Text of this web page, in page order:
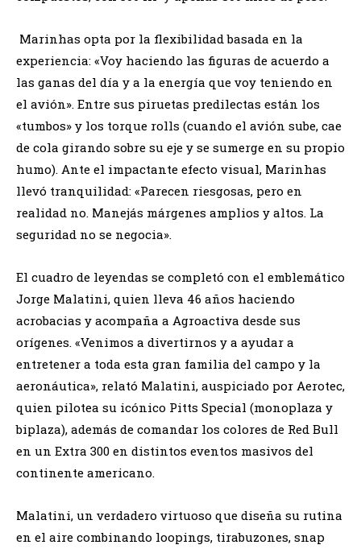
​ Marinhas opta por la flexibilidad basada en la
experiencia: «Voy haciendo las figuras de acuerdo a
las ganas del día y a la energía que voy teniendo en
el avión». Entre sus piruetas predilectas están los
«tumbos» y los torque rolls (cuando el avión sube, cae
de cola girando sobre su eje y se sumerge en su propio
humo). Ante el impactante efecto visual, Marinhas
llevó tranquilidad: «Parecen riesgosas, pero en
realidad no. Manejás márgenes amplios y altos. La
seguridad no se negocia».
​El cuadro de leyendas se completó con el emblemático
Jorge Malatini, quien lleva 46 años haciendo
acrobacias y acompaña a Agroactiva desde sus
orígenes. «Venimos a divertirnos y a ayudar a
entretener a toda esta gran familia del campo y la
aeronáutica», relató Malatini, auspiciado por Aerotec,
quien pilotea su icónico Pitts Special (monoplaza y
biplaza), además de comandar los colores de Red Bull
en un Extra 300 en distintos eventos masivos del
continente americano.
​Malatini, un verdadero virtuoso que diseña su rutina
en el aire combinando loopings, tirabuzones, snap